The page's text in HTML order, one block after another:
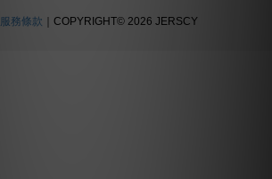
服務條款 ｜COPYRIGHT© 2026 JERSCY